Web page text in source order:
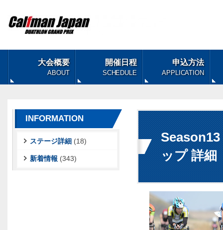
大会概要
ABOUT
開催日程
SCHEDULE
申込方法
APPLICATION
ップ 詳細
INFORMATION
ステージ詳細 (18)
新着情報 (343)